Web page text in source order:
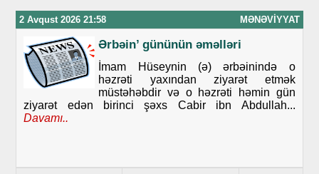
2 Avqust 2026 21:58 MƏNƏVIYYAT
Ərbəin’ gününün əməlləri
İmam Hüseynin (ə) ərbəinində o
həzrəti yaxından ziyarət etmək
müstəhəbdir və o həzrəti həmin gün
ziyarət edən birinci şəxs Cabir ibn Abdullah...
Davamı..